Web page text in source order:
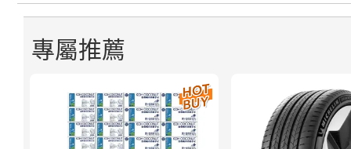
專屬推薦